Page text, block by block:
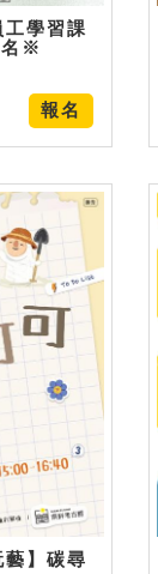
學習課
名※
報名
藝】碳尋